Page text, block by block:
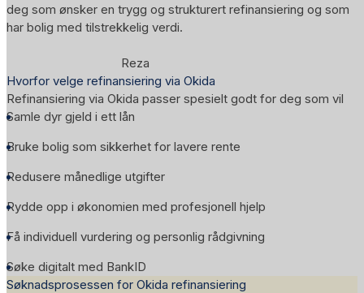
deg som ønsker en trygg og strukturert refinansiering og som
har bolig med tilstrekkelig verdi.
Reza
Hvorfor velge refinansiering via Okida
Refinansiering via Okida passer spesielt godt for deg som vil
Samle dyr gjeld i ett lån
Bruke bolig som sikkerhet for lavere rente
Redusere månedlige utgifter
Rydde opp i økonomien med profesjonell hjelp
Få individuell vurdering og personlig rådgivning
Søke digitalt med BankID
Søknadsprosessen for Okida refinansiering